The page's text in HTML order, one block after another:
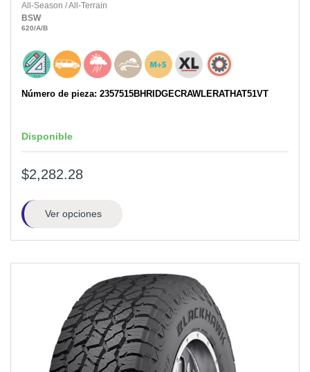
All-Season /All-Terrain
BSW
620/A/B
Número de pieza: 2357515BHRIDGECRAWLERATHAT51VT
Disponible
$2,282.28
Ver opciones